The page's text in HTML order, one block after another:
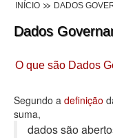
Lei de Acesso à
Dados
Planejamento
Catálogo de dados
INÍCIO DADOS
Dados
O que são Dados
Segundo a definição
suma,
dados são